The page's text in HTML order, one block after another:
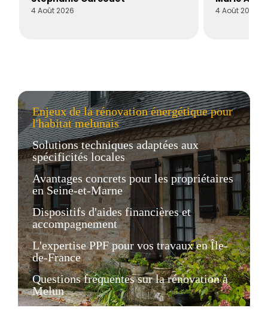
4 Août 2026 4 Août 2026
Enjeux de la rénovation énergétique pour
l'habitat melunais
Solutions techniques adaptées aux
spécificités locales
Avantages concrets pour les propriétaires
en Seine-et-Marne
Dispositifs d'aides financières et
accompagnement
L'expertise PPF pour vos travaux en Île-
de-France
Questions fréquentes sur la rénovation à
Melun